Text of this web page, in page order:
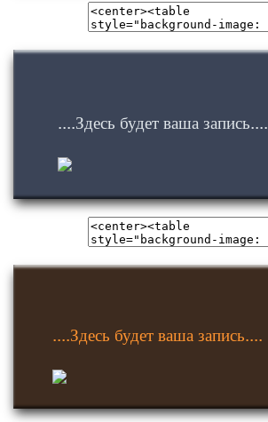
....Здесь будет ваша запись....
....Здесь будет ваша запись....